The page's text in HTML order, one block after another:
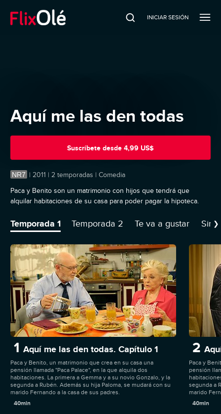
INICIAR SESIÓN
Aquí me las den todas
Suscríbete desde 4,99 US$
NR7 | 2011 | 2 temporadas | Comedia
Paca y Benito son un matrimonio con hijos que tendrá que
alquilar habitaciones de su casa para poder pagar la hipoteca.
Temporada 1 Temporada 2 Te va a gustar ❯
1 Aquí me las den todas. Capítulo 1
Paca y Benito, un matrimonio que crea en su casa una
pensión llamada "Paca Palace", en la que alquila dos
habitaciones. La primera a Gemma y a su novio Gonzalo, y la
segunda a Rubén. Además su hija Paloma, se mudará con su
marido Fernando a la casa de sus padres.
40min
2
Paca y
pensión
segunda a
marido
40min